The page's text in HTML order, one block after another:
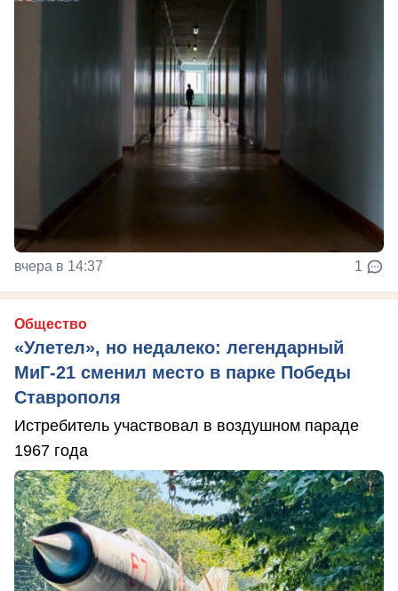
вчера в 14:37 1
Общество
«Улетел», но недалеко: легендарный
МиГ-21 сменил место в парке Победы
Ставрополя
Истребитель участвовал в воздушном параде
1967 года